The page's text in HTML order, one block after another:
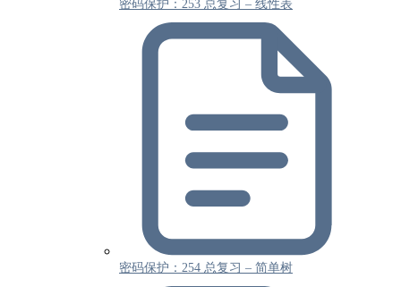
密码保护：253 总复习 – 线性表
密码保护：254 总复习 – 简单树